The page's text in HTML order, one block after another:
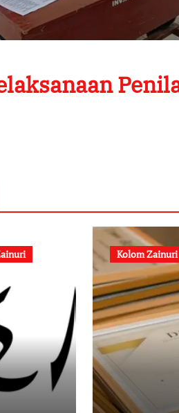
Kolom Zainuri